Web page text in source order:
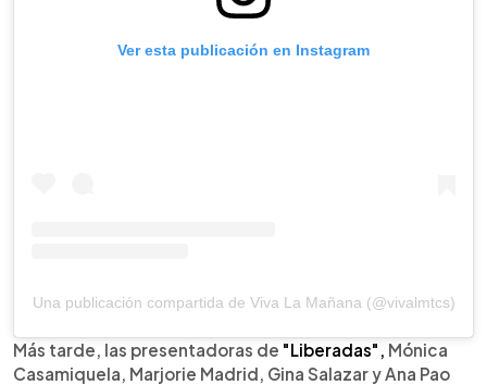
Ver esta publicación en Instagram
Una publicación compartida de Viva La Mañana (@vivalmtcs)
Más tarde, las presentadoras de "Liberadas", Mónica
Casamiquela, Marjorie Madrid, Gina Salazar y Ana Pao